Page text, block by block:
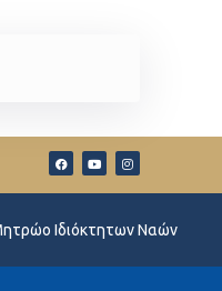
Ιδιόκτητων Ναών